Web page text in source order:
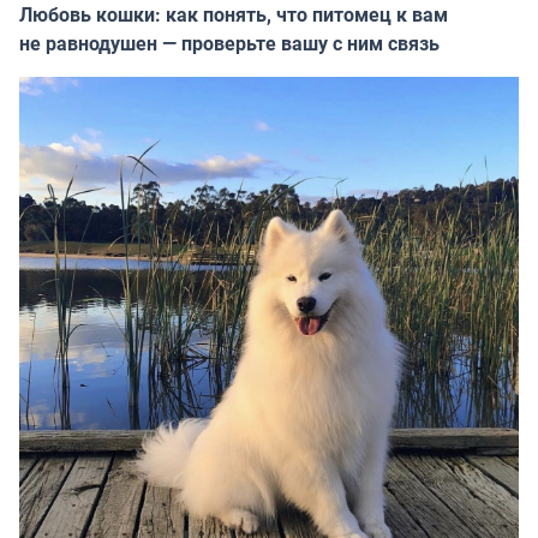
Любовь кошки: как понять, что питомец к вам
не равнодушен — проверьте вашу с ним связь